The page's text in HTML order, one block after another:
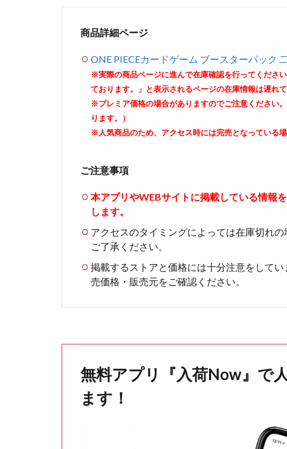
商品詳細ページ
ONE PIECEカードゲーム ブースターパック
※実際の商品ページに進んで在庫確認を行ってくださ
ております。」と表示されるページの在庫情報は遅れて
※プレミア価格の場合がありますのでご注意ください
ります。）
※人気商品のため、アクセス時には完売となっている
ご注意事項
本アプリやWEBサイトに掲載している情報
します。
アクセスのタイミングによっては在庫切れ
ご了承ください。
掲載するストアと価格には十分注意をして
売価格・販売元をご確認ください。
無料アプリ『入荷Now』で
ます！